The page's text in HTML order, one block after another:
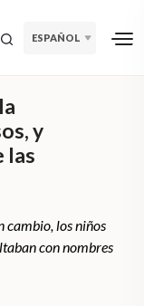
ESPAÑOL
y
las
cambio, los niños
con nombres